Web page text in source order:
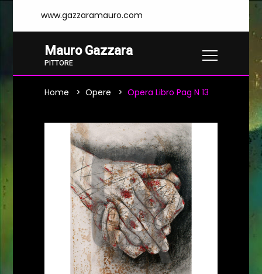
www.gazzaramauro.com
Mauro Gazzara
PITTORE
Home Opere Opera Libro Pag N 13